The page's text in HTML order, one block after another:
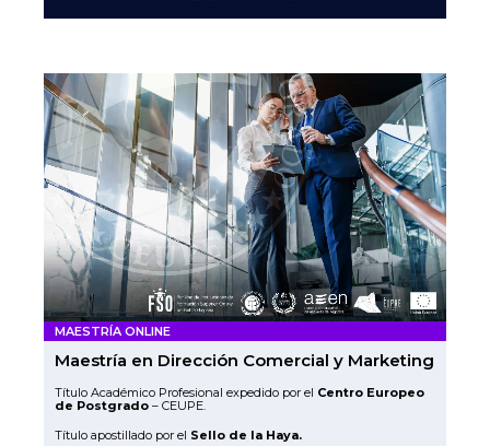
MAESTRÍA ONLINE
Maestría en Dirección Comercial y Marketing
Título Académico Profesional expedido por el Centro Europeo
de Postgrado – CEUPE.
Título apostillado por el Sello de la Haya.